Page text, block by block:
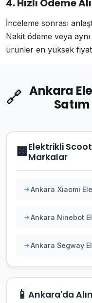
4. Hızlı Ödeme
İnceleme sonrası
Nakit ödeme veya
ürünler en yüksek
🔗 Ankara
🏢Elektrikli
Markalar
Ankara Xiaomi
Ankara Ninebot
Ankara Segway
📱 Ankara'da